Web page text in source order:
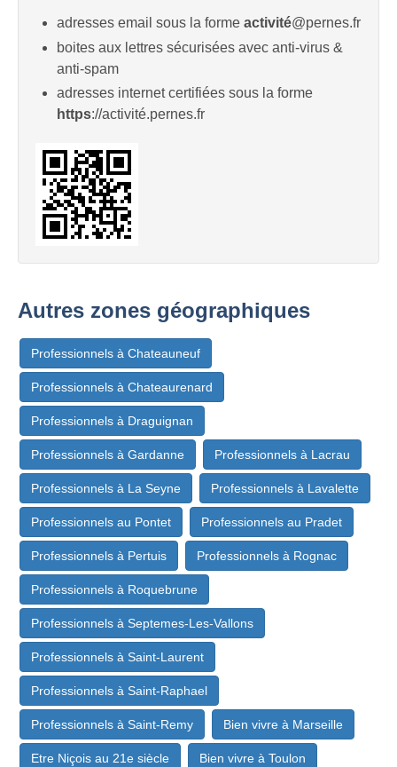
adresses email sous la forme activité@pernes.fr
boites aux lettres sécurisées avec anti-virus &
anti-spam
adresses internet certifiées sous la forme
https://activité.pernes.fr
Autres zones géographiques
Professionnels à Chateauneuf
Professionnels à Chateaurenard
Professionnels à Draguignan
Professionnels à Gardanne Professionnels à Lacrau
Professionnels à La Seyne Professionnels à Lavalette
Professionnels au Pontet Professionnels au Pradet
Professionnels à Pertuis Professionnels à Rognac
Professionnels à Roquebrune
Professionnels à Septemes-Les-Vallons
Professionnels à Saint-Laurent
Professionnels à Saint-Raphael
Professionnels à Saint-Remy Bien vivre à Marseille
Etre Niçois au 21e siècle Bien vivre à Toulon